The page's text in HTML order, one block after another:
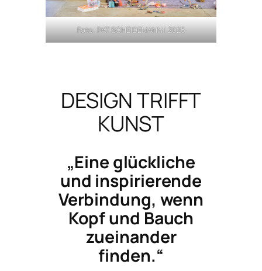
Foto: PAT SCHEIDEMANN | 2025
DESIGN TRIFFT
KUNST
„Eine glückliche
und inspirierende
Verbindung, wenn
Kopf und Bauch
zueinander
finden.“